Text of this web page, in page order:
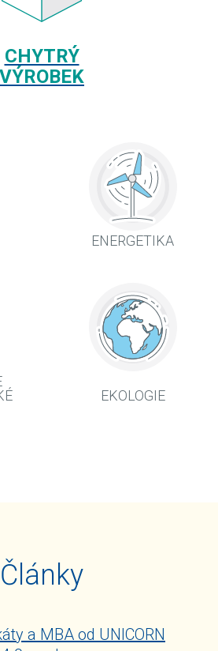
CHYTRÝ
VÝROBEK
ENERGETIKA
EKOLOGIE
Články
a MBA od UNICORN